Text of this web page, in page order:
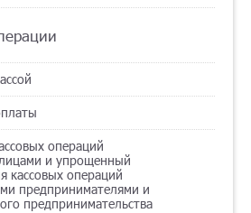
операций
и упрощенный
кассовых операций
предпринимателями и
предпринимательства